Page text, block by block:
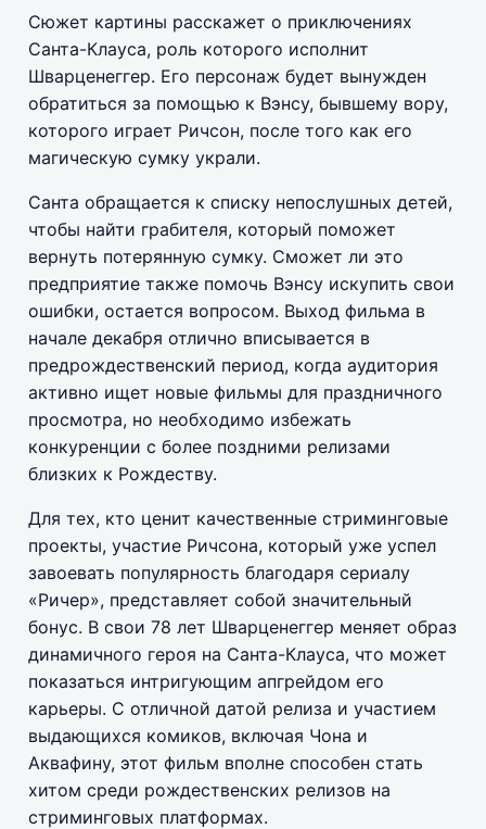
Сюжет картины расскажет о приключениях
Санта-Клауса, роль которого исполнит
Шварценеггер. Его персонаж будет вынужден
обратиться за помощью к Вэнсу, бывшему вору,
которого играет Ричсон, после того как его
магическую сумку украли.
Санта обращается к списку непослушных детей,
чтобы найти грабителя, который поможет
вернуть потерянную сумку. Сможет ли это
предприятие также помочь Вэнсу искупить свои
ошибки, остается вопросом. Выход фильма в
начале декабря отлично вписывается в
предрождественский период, когда аудитория
активно ищет новые фильмы для праздничного
просмотра, но необходимо избежать
конкуренции с более поздними релизами
близких к Рождеству.
Для тех, кто ценит качественные стриминговые
проекты, участие Ричсона, который уже успел
завоевать популярность благодаря сериалу
«Ричер», представляет собой значительный
бонус. В свои 78 лет Шварценеггер меняет образ
динамичного героя на Санта-Клауса, что может
показаться интригующим апгрейдом его
карьеры. С отличной датой релиза и участием
выдающихся комиков, включая Чона и
Аквафину, этот фильм вполне способен стать
хитом среди рождественских релизов на
стриминговых платформах.